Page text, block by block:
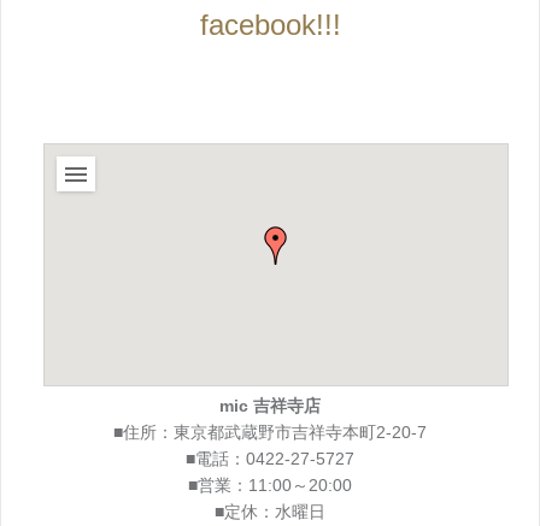
facebook!!!
mic 吉祥寺店
■住所：東京都武蔵野市吉祥寺本町2-20-7
■電話：0422-27-5727
■営業：11:00～20:00
■定休：水曜日